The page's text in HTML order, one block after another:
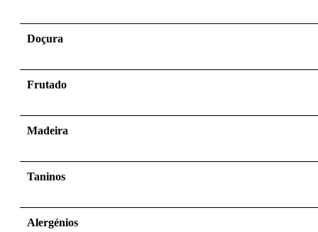
Doçura
Frutado
Madeira
Taninos
Alergénios